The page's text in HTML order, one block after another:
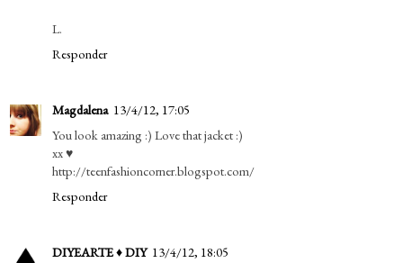
L.
Responder
Magdalena 13/4/12, 17:05
You look amazing :) Love that jacket :)
xx ♥
http://teenfashioncorner.blogspot.com/
Responder
DIYEARTE ♦ DIY 13/4/12, 18:05